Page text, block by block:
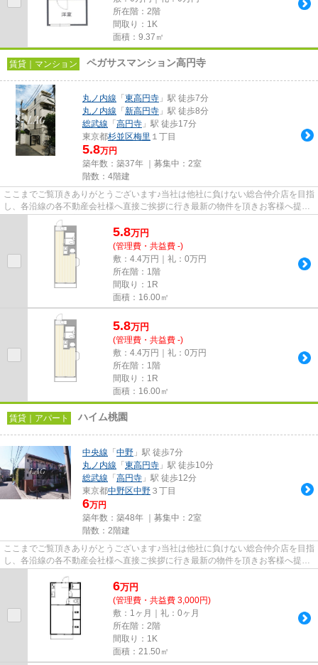
所在階：2階
間取り：1K
面積：9.37㎡
賃貸｜マンション ペガサスマンション高円寺
丸ノ内線 「 東高円寺 」駅 徒歩7分
丸ノ内線 「 新高円寺 」駅 徒歩8分
総武線 「 高円寺 」駅 徒歩17分
東京都杉並区梅里 １丁目
5.8万円
築年数：築37年 ｜募集中： 2室
階数：4階建
ここまでご覧頂きありがとうございます♪当社は他社に負けない総合仲介店を目指
し、各沿線の各不動産会社様へ直接ご挨拶に行き最新の物件を頂きお客様へ提供
しております！最新の情報は...
5.8万円
(管理費・共益費 -)
敷：4.4万円｜礼：0万円
所在階：1階
間取り：1R
面積：16.00㎡
5.8万円
(管理費・共益費 -)
敷：4.4万円｜礼：0万円
所在階：1階
間取り：1R
面積：16.00㎡
賃貸｜アパート ハイム桃園
中央線 「 中野 」駅 徒歩7分
丸ノ内線 「 東高円寺 」駅 徒歩10分
総武線 「 高円寺 」駅 徒歩12分
東京都中野区中野 ３丁目
6万円
築年数：築48年 ｜募集中： 2室
階数：2階建
ここまでご覧頂きありがとうございます♪当社は他社に負けない総合仲介店を目指
し、各沿線の各不動産会社様へ直接ご挨拶に行き最新の物件を頂きお客様へ提供
6万円
(管理費・共益費 3,000円)
敷：1ヶ月｜礼：0ヶ月
所在階：2階
間取り：1K
面積：21.50㎡